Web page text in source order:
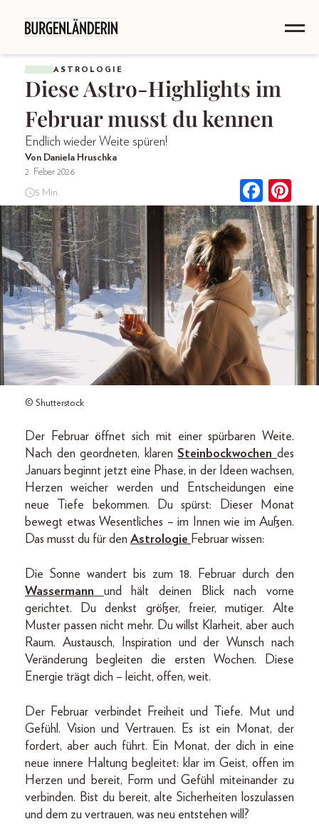
ASTROLOGIE
Diese Astro-Highlights im
Februar musst du kennen
Endlich wieder Weite spüren!
Von Daniela Hruschka
2. Feber 2026
5 Min.
© Shutterstock
Der Februar öffnet sich mit einer spürbaren Weite.
Nach den geordneten, klarenSteinbockwochendes
Januars beginnt jetzt eine Phase, in der Ideen wachsen,
Herzen weicher werden und Entscheidungen eine
neue Tiefe bekommen. Du spürst: Dieser Monat
bewegt etwas Wesentliches – im Innen wie im Außen.
Das musst du für den Astrologie Februar wissen:
Die Sonne wandert bis zum 18. Februar durch den
Wassermann und hält deinen Blick nach vorne
gerichtet. Du denkst größer, freier, mutiger. Alte
Muster passen nicht mehr. Du willst Klarheit, aber auch
Raum. Austausch, Inspiration und der Wunsch nach
Veränderung begleiten die ersten Wochen. Diese
Energie trägt dich – leicht, offen, weit.
Der Februar verbindet Freiheit und Tiefe. Mut und
Gefühl. Vision und Vertrauen. Es ist ein Monat, der
fordert, aber auch führt. Ein Monat, der dich in eine
neue innere Haltung begleitet: klar im Geist, offen im
Herzen und bereit, Form und Gefühl miteinander zu
verbinden. Bist du bereit, alte Sicherheiten loszulassen
und dem zu vertrauen, was neu entstehen will?